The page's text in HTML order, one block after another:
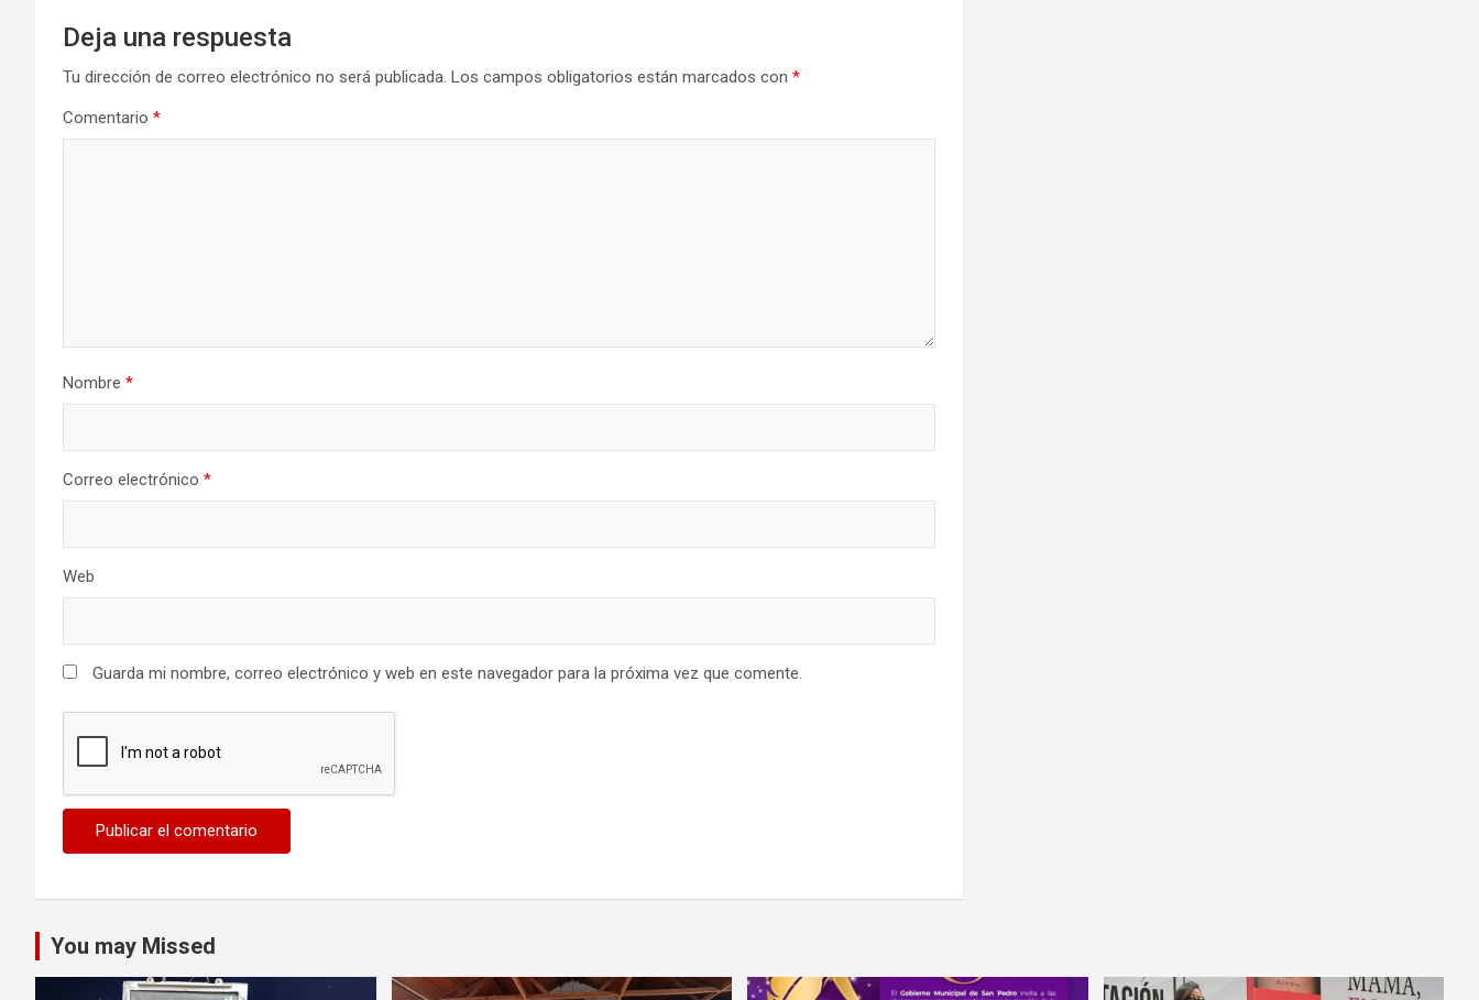
Deja una respuesta
Tu dirección de correo electrónico no será publicada. Los campos obligatorios están marcados con *
Comentario *
Nombre *
Correo electrónico *
Web
Guarda mi nombre, correo electrónico y web en este navegador para la próxima vez que comente.
You may Missed